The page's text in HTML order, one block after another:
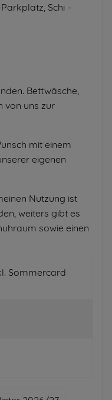
Schi –
Bettwäsche,
von uns zur
mit einem
eigenen
Nutzung ist
weiters gibt es
sowie einen
Sommercard